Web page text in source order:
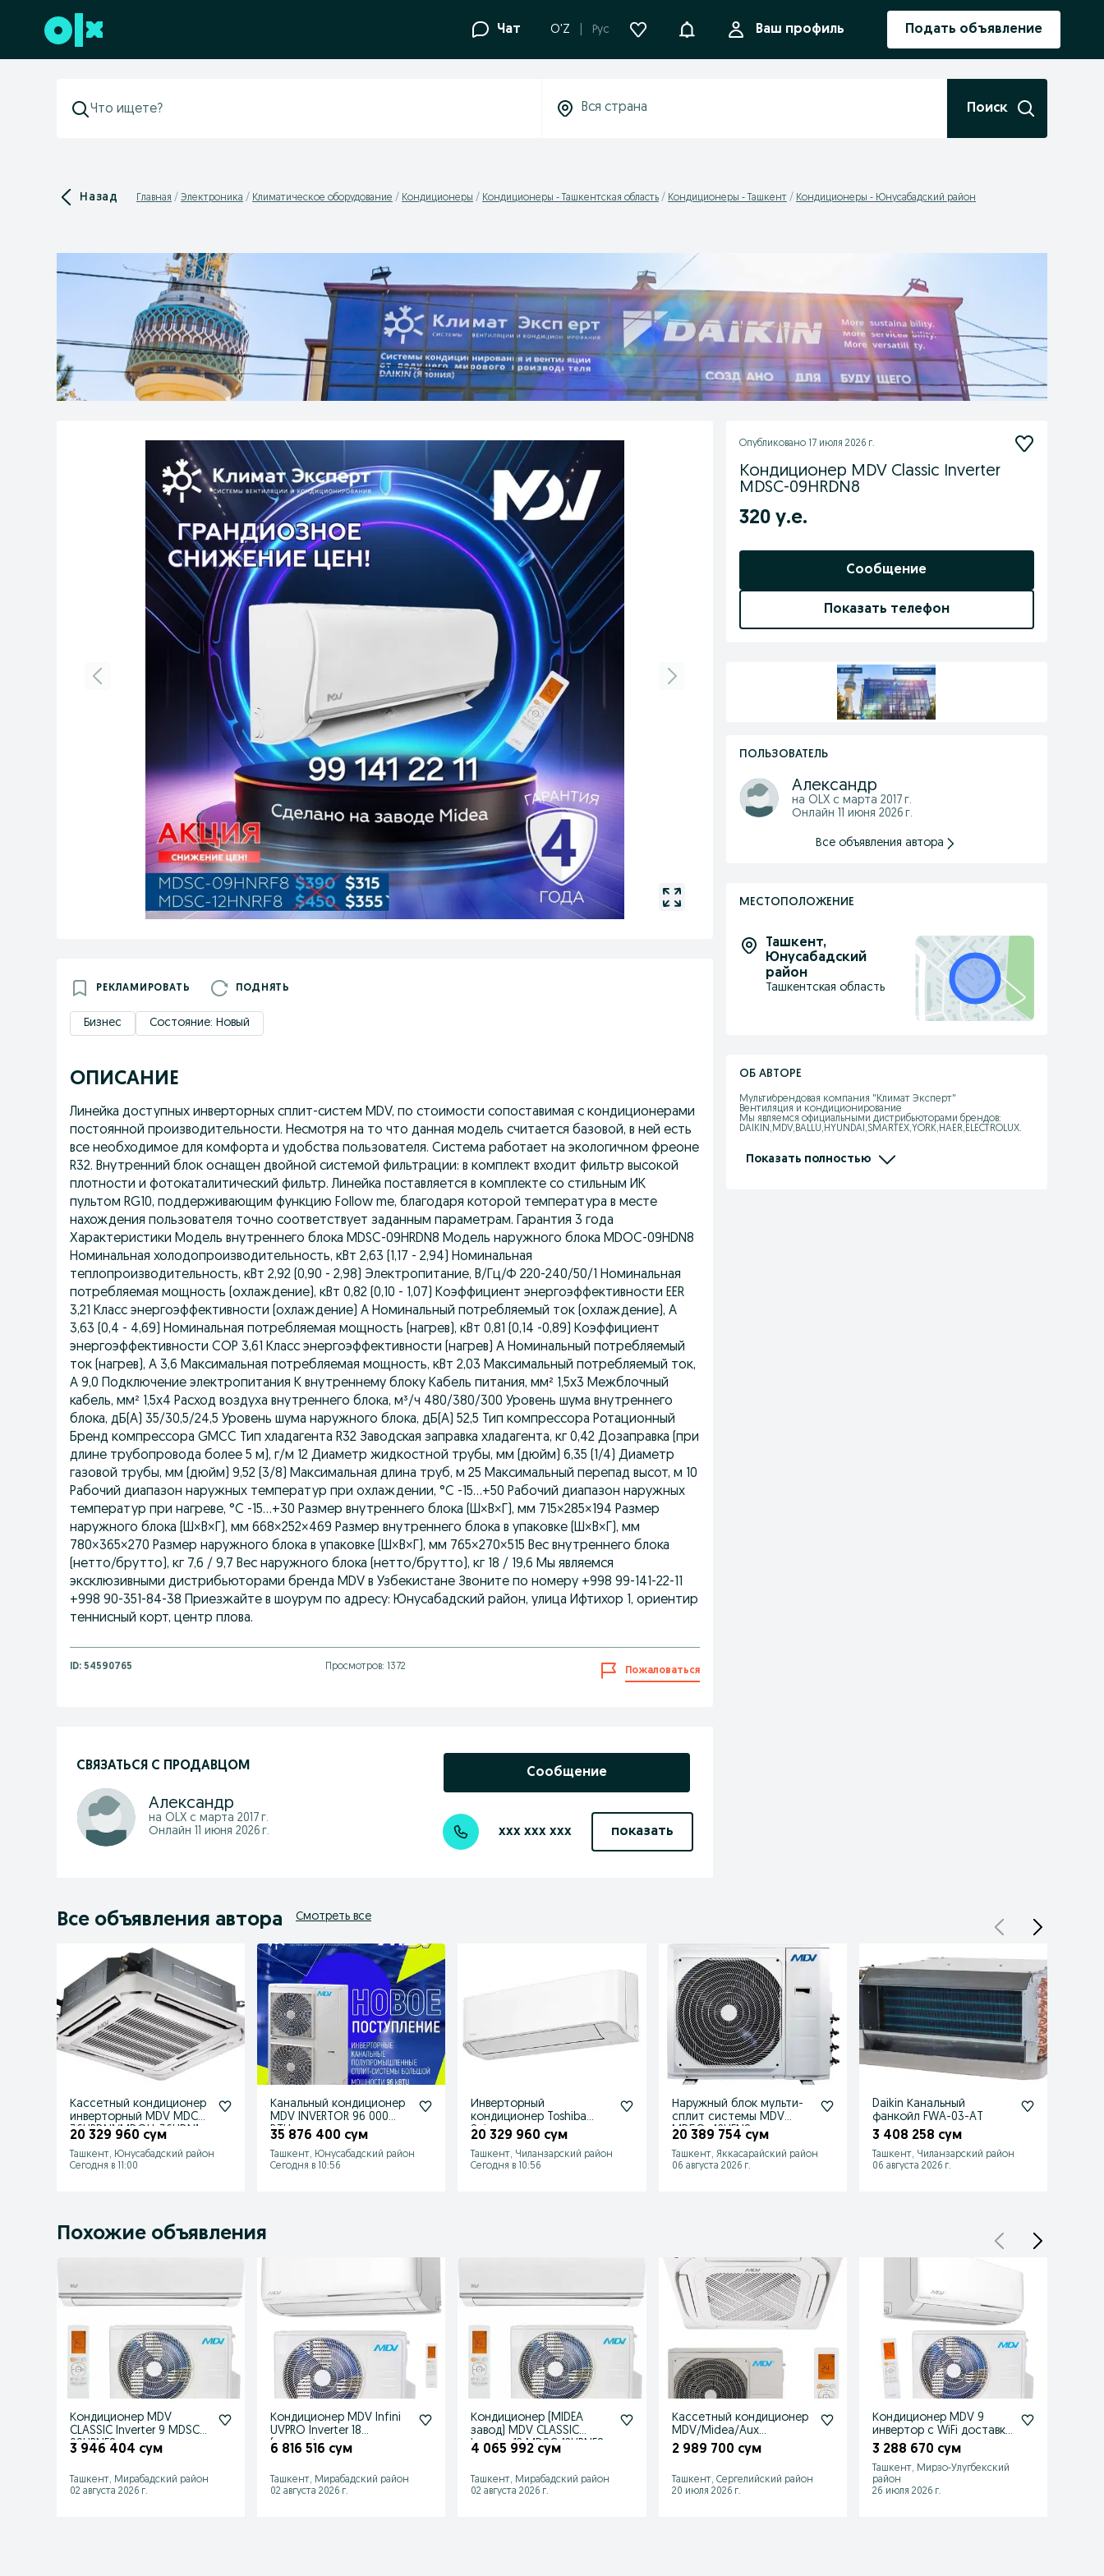
Перейти к нижнему колонтитулу Чат O'Z Рус УведомленияВаш профиль Подать объявление
Поиск
Назад Главная Электроника Климатическое оборудование Кондиционеры Кондиционеры - Ташкентская область Кондиционеры - Ташкент Кондиционеры - Юнусабадский район
РЕКЛАМИРОВАТЬ ПОДНЯТЬ
Бизнес Состояние: Новый
ОПИСАНИЕ
Линейка доступных инверторных сплит-систем MDV, по стоимости сопоставимая с кондиционерами
постоянной производительности. Несмотря на то что данная модель считается базовой, в ней есть
все необходимое для комфорта и удобства пользователя. Система работает на экологичном фреоне
R32. Внутренний блок оснащен двойной системой фильтрации: в комплект входит фильтр высокой
плотности и фотокаталитический фильтр. Линейка поставляется в комплекте со стильным ИК
пультом RG10, поддерживающим функцию Follow me, благодаря которой температура в месте
нахождения пользователя точно соответствует заданным параметрам. Гарантия 3 года
Характеристики Модель внутреннего блока MDSC-09HRDN8 Модель наружного блока MDOC-09HDN8
Номинальная холодопроизводительность, кВт 2,63 (1,17 - 2,94) Номинальная
теплопроизводительность, кВт 2,92 (0,90 - 2,98) Электропитание, В/Гц/Ф 220-240/50/1 Номинальная
потребляемая мощность (охлаждение), кВт 0,82 (0,10 - 1,07) Коэффициент энергоэффективности EER
3,21 Класс энергоэффективности (охлаждение) A Номинальный потребляемый ток (охлаждение), А
3,63 (0,4 - 4,69) Номинальная потребляемая мощность (нагрев), кВт 0,81 (0,14 -0,89) Коэффициент
энергоэффективности COP 3,61 Класс энергоэффективности (нагрев) A Номинальный потребляемый
ток (нагрев), А 3,6 Максимальная потребляемая мощность, кВт 2,03 Максимальный потребляемый ток,
А 9,0 Подключение электропитания К внутреннему блоку Кабель питания, мм² 1,5x3 Межблочный
кабель, мм² 1,5x4 Расход воздуха внутреннего блока, м³/ч 480/380/300 Уровень шума внутреннего
блока, дБ(А) 35/30,5/24,5 Уровень шума наружного блока, дБ(А) 52,5 Тип компрессора Ротационный
Бренд компрессора GMCC Тип хладагента R32 Заводская заправка хладагента, кг 0,42 Дозаправка (при
длине трубопровода более 5 м), г/м 12 Диаметр жидкостной трубы, мм (дюйм) 6,35 (1/4) Диаметр
газовой трубы, мм (дюйм) 9,52 (3/8) Максимальная длина труб, м 25 Максимальный перепад высот, м 10
Рабочий диапазон наружных температур при охлаждении, °C -15...+50 Рабочий диапазон наружных
температур при нагреве, °C -15...+30 Размер внутреннего блока (Ш×В×Г), мм 715×285×194 Размер
наружного блока (Ш×В×Г), мм 668×252×469 Размер внутреннего блока в упаковке (Ш×В×Г), мм
780×365×270 Размер наружного блока в упаковке (Ш×В×Г), мм 765×270×515 Вес внутреннего блока
(нетто/брутто), кг 7,6 / 9,7 Вес наружного блока (нетто/брутто), кг 18 / 19,6 Мы являемся
эксклюзивными дистрибьюторами бренда MDV в Узбекистане Звоните по номеру +998 99-141-22-11
+998 90-351-84-38 Приезжайте в шоурум по адресу: Юнусабадский район, улица Ифтихор 1, ориентир
теннисный корт, центр плова.
ID: 54590765 Просмотров: 1372 Пожаловаться
СВЯЗАТЬСЯ С ПРОДАВЦОМ
Александр
на OLX с марта 2017 г.
Онлайн 11 июня 2026 г.
Сообщение
xxx xxx xxx показать
Опубликовано 17 июля 2026 г.
Кондиционер MDV Classic Inverter
MDSC-09HRDN8
320 у.е.
Сообщение
Показать телефон
ПОЛЬЗОВАТЕЛЬ
Александр
на OLX с марта 2017 г.
Онлайн 11 июня 2026 г.
Все объявления автора
МЕСТОПОЛОЖЕНИЕ
Ташкент,
Юнусабадский
район
Ташкентская область
ОБ АВТОРЕ
Мультибрендовая компания "Климат Эксперт"
Вентиляция и кондиционирование
Мы являемся официальными дистрибьюторами брендов:
DAIKIN,MDV,BALLU,HYUNDAI,SMARTEX,YORK,HAER,ELECTROLUX.
Тепловые завесы, Калориферы, Тепловентиялторы, Тепловые
Показать полностью
Все объявления автора Смотреть все
Кассетный кондиционер
инверторный MDV MDCD-
36HRDN1/MDOU-36HDN1
20 329 960 сум
Ташкент, Юнусабадский район
Сегодня в 11:00
Канальный кондиционер
MDV INVERTOR 96 000
BTU
35 876 400 сум
Ташкент, Юнусабадский район
Сегодня в 10:56
Инверторный
кондиционер Toshiba
Seiya
20 329 960 сум
Ташкент, Чиланзарский район
Сегодня в 10:56
Наружный блок мульти-
сплит системы MDV
MD5O-42HFN8
20 389 754 сум
Ташкент, Яккасарайский район
06 августа 2026 г.
Daikin Канальный
фанкойл FWA-03-AT
3 408 258 сум
Ташкент, Чиланзарский район
06 августа 2026 г.
Похожие объявления
Кондиционер MDV
CLASSIC Inverter 9 MDSC-
09HRNF8
3 946 404 сум
Ташкент, Мирабадский район
02 августа 2026 г.
Кондиционер MDV Infini
UVPRO Inverter 18
(ультрафиолетовая
6 816 516 сум
Ташкент, Мирабадский район
02 августа 2026 г.
Кондиционер (MIDEA
завод) MDV CLASSIC
Inverter 12 MDSC-12HRNF8
4 065 992 сум
Ташкент, Мирабадский район
02 августа 2026 г.
Кассетный кондиционер
MDV/Midea/Aux
+доставка
2 989 700 сум
Ташкент, Сергелийский район
20 июля 2026 г.
Кондиционер MDV 9
инвертор с WiFi доставка
установка
3 288 670 сум
Ташкент, Мирзо-Улугбекский
район
26 июля 2026 г.